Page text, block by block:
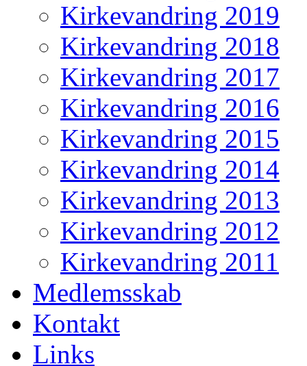
Kirkevandring 2019
Kirkevandring 2018
Kirkevandring 2017
Kirkevandring 2016
Kirkevandring 2015
Kirkevandring 2014
Kirkevandring 2013
Kirkevandring 2012
Kirkevandring 2011
Medlemsskab
Kontakt
Links